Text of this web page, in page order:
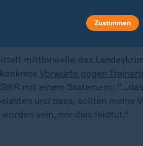
Vorwürfe:
mittlerweile das
Vorwürfe gegen
mit einem Statement:
und dass, sollten meine
sein, mir dies leidtut."
Zustimmen